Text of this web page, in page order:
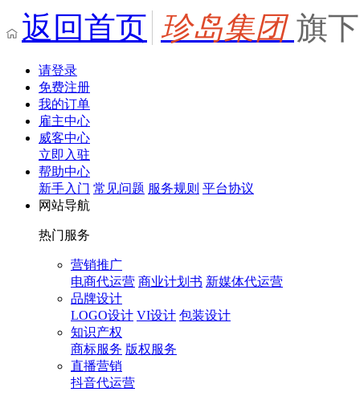
返回首页 珍岛集团 旗
请登录
免费注册
我的订单
雇主中心
威客中心
立即入驻
帮助中心
新手入门 常见问题 服务规则 平台协议
网站导航
热门服务
营销推广
电商代运营 商业计划书 新媒体代运营
品牌设计
LOGO设计 VI设计 包装设计
知识产权
商标服务 版权服务
直播营销
抖音代运营